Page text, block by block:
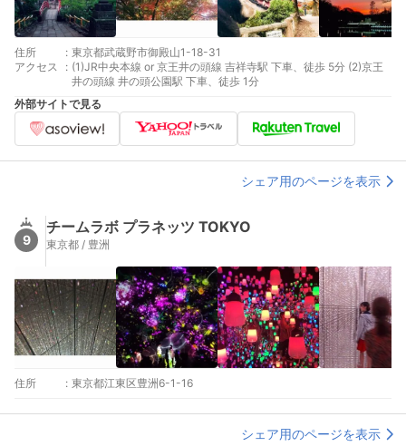
住所 : 東京都武蔵野市御殿山1-18-31
アクセス
: (1)JR中央本線 or 京王井の頭線 吉祥寺駅 下車、徒歩 5分 (2)京王
井の頭線 井の頭公園駅 下車、徒歩 1分
外部サイトで見る
シェア用のページを表示
9
チームラボ プラネッツ TOKYO
東京都 / 豊洲
住所 : 東京都江東区豊洲6-1-16
シェア用のページを表示